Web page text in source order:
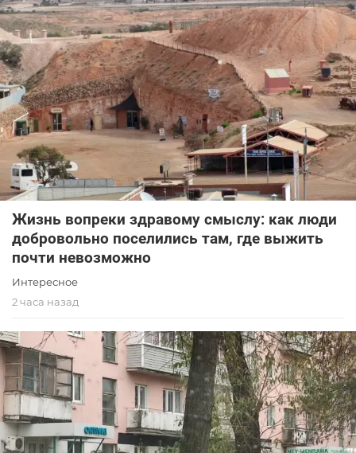
Жизнь вопреки здравому смыслу: как люди
добровольно поселились там, где выжить
почти невозможно
Интересное
2 часа назад